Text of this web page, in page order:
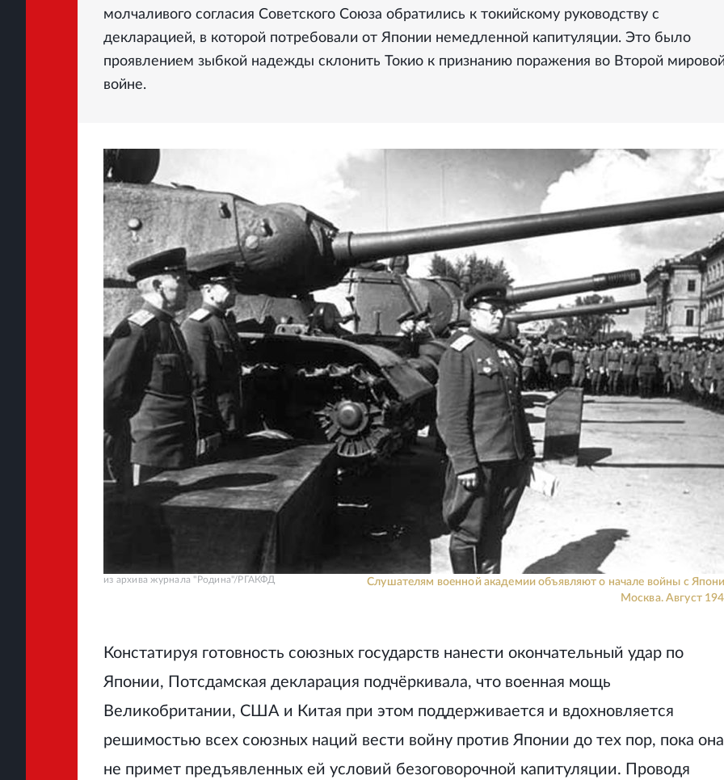
молчаливого согласия Советского Союза обратились к токийскому руководству с
декларацией, в которой потребовали от Японии немедленной капитуляции. Это было
проявлением зыбкой надежды склонить Токио к признанию поражения во Второй
войне.
из архива журнала "Родина"/РГАКФД
Слушателям военной академии объявляют о начале войны с
Москва. Август
Констатируя готовность союзных государств нанести окончательный удар по
Японии, Потсдамская декларация подчёркивала, что военная мощь
Великобритании, США и Китая при этом поддерживается и вдохновляется
решимостью всех союзных наций вести войну против Японии до тех пор, пока она
не примет предъявленных ей условий безоговорочной капитуляции. Проводя